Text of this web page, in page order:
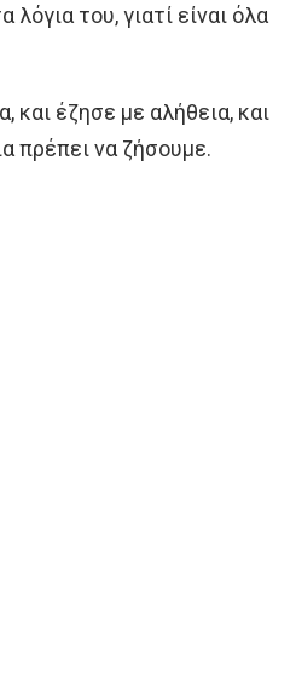
του, γιατί είναι όλα
και έζησε με αλήθεια, και
πρέπει να ζήσουμε.